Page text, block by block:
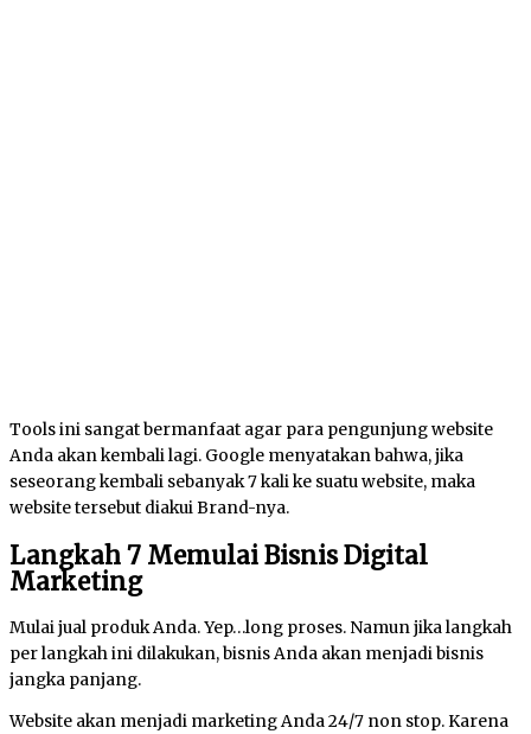
Tools ini sangat bermanfaat agar para pengunjung website
Anda akan kembali lagi. Google menyatakan bahwa, jika
seseorang kembali sebanyak 7 kali ke suatu website, maka
website tersebut diakui Brand-nya.
Langkah 7 Memulai Bisnis Digital
Marketing
Mulai jual produk Anda. Yep…long proses. Namun jika langkah
per langkah ini dilakukan, bisnis Anda akan menjadi bisnis
jangka panjang.
Website akan menjadi marketing Anda 24/7 non stop. Karena